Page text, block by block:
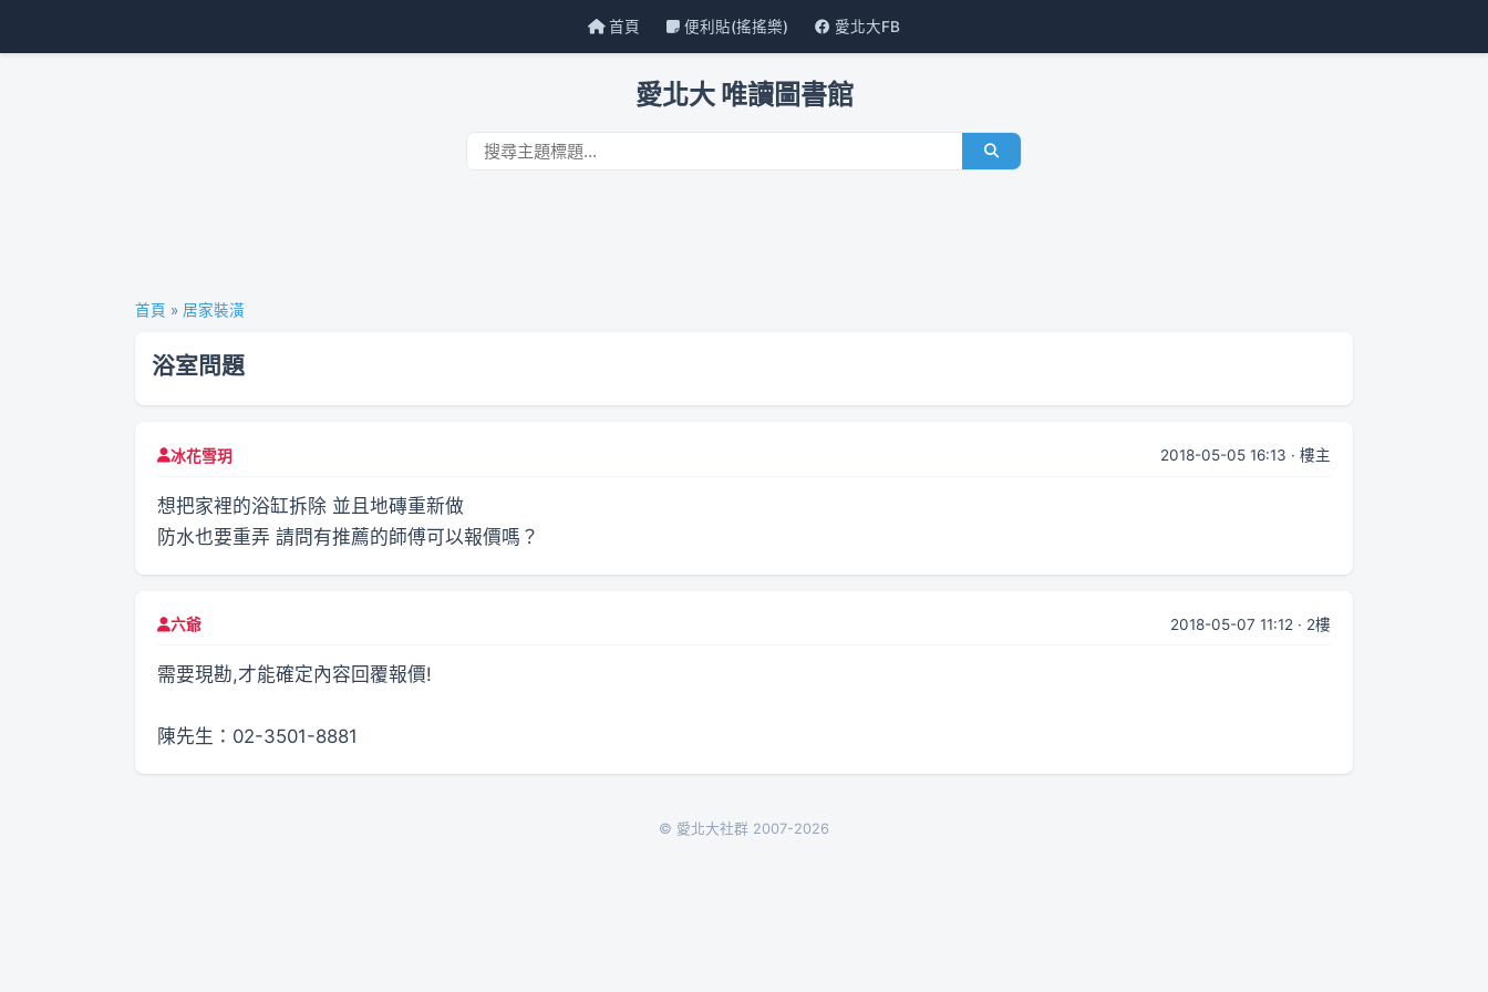
首頁 便利貼(搖搖樂) 愛北大FB
愛北大 唯讀圖書館
首頁 » 居家裝潢
浴室問題
冰花雪玥 2018-05-05 16:13 · 樓主
想把家裡的浴缸拆除 並且地磚重新做
防水也要重弄 請問有推薦的師傅可以報價嗎？
六爺 2018-05-07 11:12 · 2樓
需要現勘,才能確定內容回覆報價!
陳先生：02-3501-8881
© 愛北大社群 2007-2026